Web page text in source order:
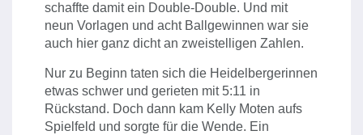
schaffte damit ein Double-Double. Und mit
neun Vorlagen und acht Ballgewinnen war sie
auch hier ganz dicht an zweistelligen Zahlen.
Nur zu Beginn taten sich die Heidelbergerinnen
etwas schwer und gerieten mit 5:11 in
Rückstand. Doch dann kam Kelly Moten aufs
Spielfeld und sorgte für die Wende. Ein